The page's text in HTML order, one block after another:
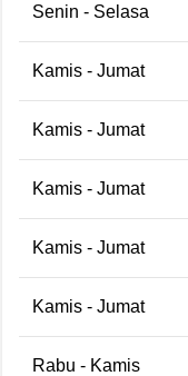
Senin - Selasa
Kamis - Jumat
Kamis - Jumat
Kamis - Jumat
Kamis - Jumat
Kamis - Jumat
Rabu - Kamis